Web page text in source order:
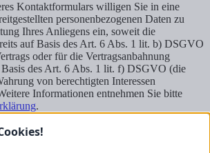
Kontaktformulars willigen Sie in eine
personenbezogenen Daten zu
Ihres Anliegens ein, soweit die
auf Basis des Art. 6 Abs. 1 lit. b) DSGVO
oder für die Vertragsanbahnung
des Art. 6 Abs. 1 lit. f) DSGVO (die
von berechtigten Interessen
Informationen entnehmen Sie bitte
.